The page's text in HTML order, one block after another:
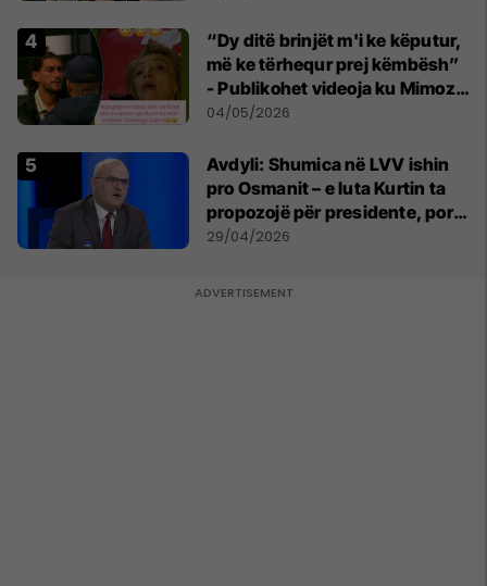
“Dy ditë brinjët m'i ke këputur,
më ke tërhequr prej këmbësh”
- Publikohet videoja ku Mimoza
Ahmeti akuzon Adionin për
04/05/2026
Avdyli: Shumica në LVV ishin
pro Osmanit – e luta Kurtin ta
propozojë për presidente, por
s’më dëgjoi
29/04/2026